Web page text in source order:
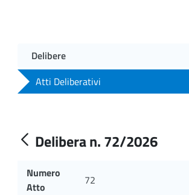
Delibere
Atti Deliberativi
Delibera n. 72/2026
Numero
Atto
72